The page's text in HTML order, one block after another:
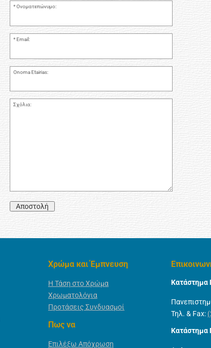
Ονοματεπώνυμο:
Email:
Onoma Etairias:
Σχόλια:
Αποστολή
Χρώμα και Έμπνευση
Η Τάση στο Χρώμα
Χρωματολόγια
Προτάσεις Συνδυασμοί
Πως να
Επιλέξω Απόχρωση
Κατάστημα
Τηλ. & Fax:
Κατάστημα